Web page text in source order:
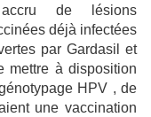
de lésions
déjà infectées
par Gardasil et
mettre à disposition
HPV , de
une vaccination